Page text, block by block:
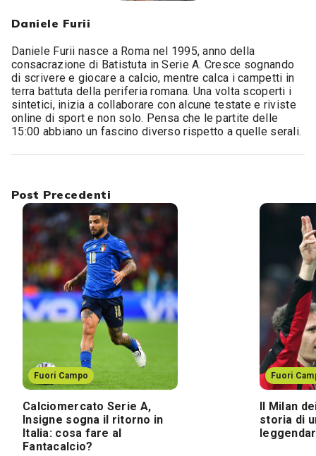
Daniele Furii
Daniele Furii nasce a Roma nel 1995, anno della
consacrazione di Batistuta in Serie A. Cresce sognando
di scrivere e giocare a calcio, mentre calca i campetti in
terra battuta della periferia romana. Una volta scoperti i
sintetici, inizia a collaborare con alcune testate e riviste
online di sport e non solo. Pensa che le partite delle
15:00 abbiano un fascino diverso rispetto a quelle serali.
Post Precedenti
Fuori Campo
Calciomercato Serie A,
Insigne sogna il ritorno in
Italia: cosa fare al
Fantacalcio?
Fuori
Il Milan
storia di